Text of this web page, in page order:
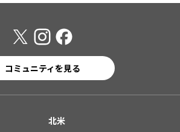
コミュニティを見る
北米